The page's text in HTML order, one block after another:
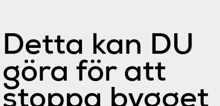
Detta kan DU
göra för att
stoppa bygget